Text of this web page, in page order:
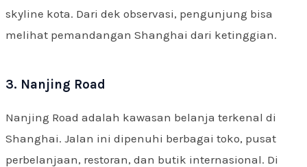
skyline kota. Dari dek observasi, pengunjung bisa
melihat pemandangan Shanghai dari ketinggian.
3. Nanjing Road
Nanjing Road adalah kawasan belanja terkenal di
Shanghai. Jalan ini dipenuhi berbagai toko, pusat
perbelanjaan, restoran, dan butik internasional. Di